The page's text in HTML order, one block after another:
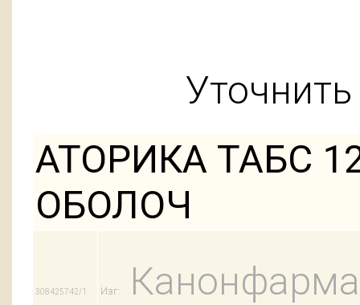
АТОРИКА ТАБС
ОБОЛОЧ
308425742/1 Изг: